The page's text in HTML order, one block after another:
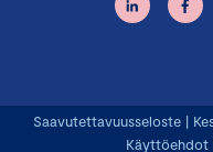
Saavutettavuusseloste |
Käyttöehdot